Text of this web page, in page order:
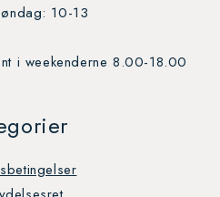
10-13
i weekenderne 8.00-18.00